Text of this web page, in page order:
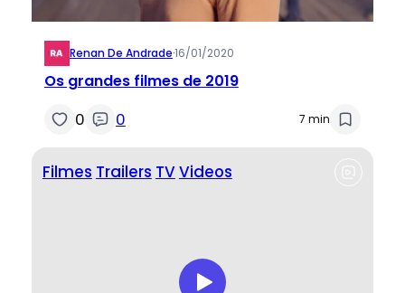
Renan De Andrade·16/01/2020
Os grandes filmes de 2019
0 0 7 min
Filmes Trailers TVVideos